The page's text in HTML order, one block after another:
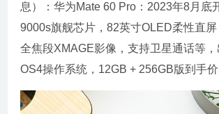
息）：华为Mate 60 Pro：2023年8月底
9000s旗舰芯片，82英寸OLED柔性直
全焦段XMAGE影像，支持卫星通话等
OS4操作系统，12GB + 256GB版到手价